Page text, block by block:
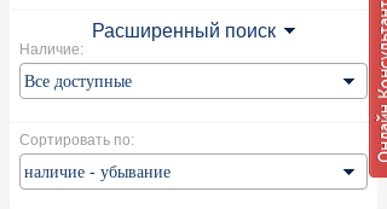
Расширенный поиск
Наличие:
Сортировать по: